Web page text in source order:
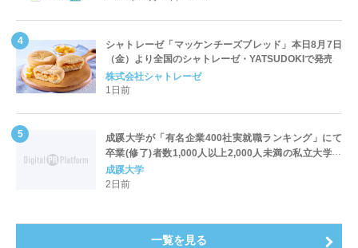
シャトレーゼ「マッケンチーズブレッド」本日8月7日
（金）より全国のシャトレーゼ・YATSUDOKIで発売
株式会社シャトレーゼ
1日前
成蹊大学が「有名企業400社実就職ランキング」にて
卒業(修了)者数1,000人以上2,000人未満の私立大学で
全国第1位を獲得！～実就職率は26.5%（前年比＋
4.3pt）に伸長、東京の私立大学でも10位にランクイン
成蹊大学
2日前
一覧を見る